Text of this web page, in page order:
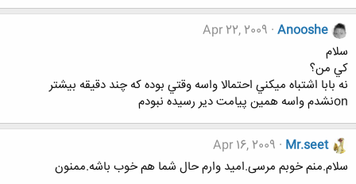
Anooshe
Apr 22, 2009
سلام
كي من؟
نه بابا اشتباه ميكني احتمالا واسه وقتي بوده كه چند دقيقه بيشتر
onنشدم واسه همين پيامت دير رسيده نبودم
Mr.seet
Apr 16, 2009
سلام.منم خوبم مرسی.امید وارم حال شما هم خوب باشه.ممنون